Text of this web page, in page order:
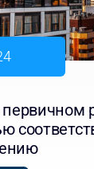
первичном